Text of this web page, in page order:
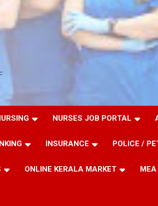
NURSES JOB PORTAL
INSURANCE POLICE /
ONLINE KERALA MARKET